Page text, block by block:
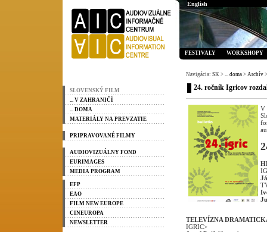
SLOVENSKÝ FILM
... V ZAHRANIČÍ
... DOMA
MATERIÁLY NA PREVZATIE
PRIPRAVOVANÉ FILMY
AUDIOVIZUÁLNY FOND
EURIMAGES
MEDIA PROGRAM
EFP
EAO
FILM NEW EUROPE
CINEUROPA
NEWSLETTER
English
FESTIVALY WORKSHOPY
Navigácia: SK > ... doma > Archív
24. ročník Igricov
V
TELEVÍZNA
IGRIC>